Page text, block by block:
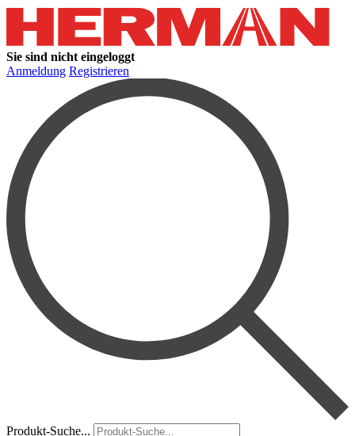
Sie sind nicht eingeloggt
Anmeldung Registrieren
Produkt-Suche...